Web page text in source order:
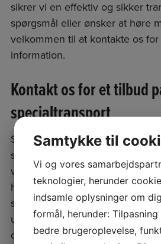
sikrer vi en effektiv og sikker
spørgsmål eller ønsker at høre
velkommen til at kontakte os
information.
Kontakt os for et tilbud
specialtransport
Sidder du inde med et eller flere
special transport, så er du altid
velkommen til atkontakteKurts
hvis du vil høre mere om dine
specialtransport, eller hvis du
uforpligtende tilbud på en
os på telefon+45 40 29 12 50
Samtykke til
Vi og vores
teknologier, herunder
indsamle oplysninger om
formål, herunder:
bedre brugeroplevelse,